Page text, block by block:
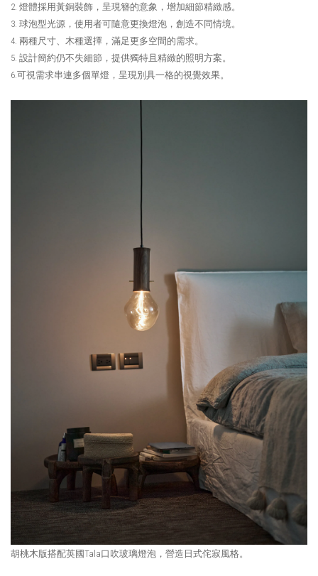
2. 燈體採用黃銅裝飾，呈現簪的意象，增加細節精緻感。
3. 球泡型光源，使用者可隨意更換燈泡，創造不同情境。
4. 兩種尺寸、木種選擇，滿足更多空間的需求。
5. 設計簡約仍不失細節，提供獨特且精緻的照明方案。
6.可視需求串連多個單燈，呈現別具一格的視覺效果。
胡桃木版搭配英國Tala口吹玻璃燈泡，營造日式侘寂風格。